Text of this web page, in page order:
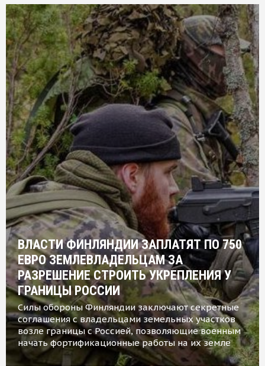
ВЛАСТИ ФИНЛЯНДИИ ЗАПЛАТЯТ ПО 750
ЕВРО ЗЕМЛЕВЛАДЕЛЬЦАМ ЗА
РАЗРЕШЕНИЕ СТРОИТЬ УКРЕПЛЕНИЯ У
ГРАНИЦЫ РОССИИ
Силы обороны Финляндии заключают секретные
соглашения с владельцами земельных участков
возле границы с Россией, позволяющие военным
начать фортификационные работы на их земле